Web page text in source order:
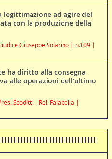
legittimazione ad agire del
con la produzione della
Giuseppe Solarino | n.109 |
ha diritto alla consegna
alle operazioni dell'ultimo
Scoditti – Rel. Falabella |